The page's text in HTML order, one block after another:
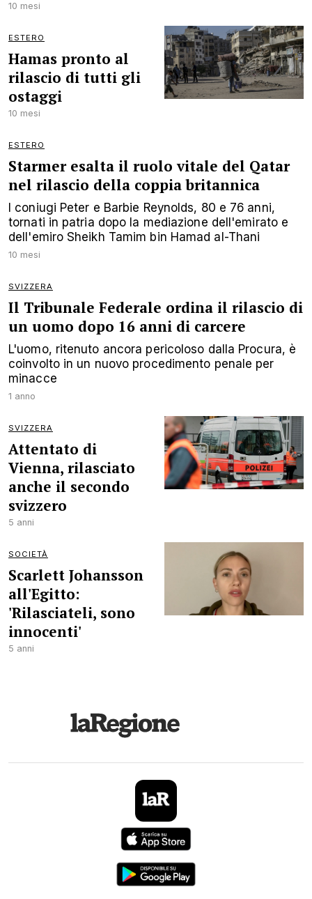
10 mesi
ESTERO
Hamas pronto al
rilascio di tutti gli
ostaggi
10 mesi
ESTERO
Starmer esalta il ruolo vitale del Qatar
nel rilascio della coppia britannica
I coniugi Peter e Barbie Reynolds, 80 e 76 anni,
tornati in patria dopo la mediazione dell'emirato e
dell'emiro Sheikh Tamim bin Hamad al-Thani
10 mesi
SVIZZERA
Il Tribunale Federale ordina il rilascio di
un uomo dopo 16 anni di carcere
L'uomo, ritenuto ancora pericoloso dalla Procura, è
coinvolto in un nuovo procedimento penale per
minacce
1 anno
SVIZZERA
Attentato di
Vienna, rilasciato
anche il secondo
svizzero
5 anni
SOCIETÀ
Scarlett Johansson
all'Egitto:
'Rilasciateli, sono
innocenti'
5 anni